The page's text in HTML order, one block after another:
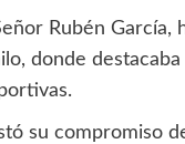
Rubén García,
donde destacaba
su compromiso